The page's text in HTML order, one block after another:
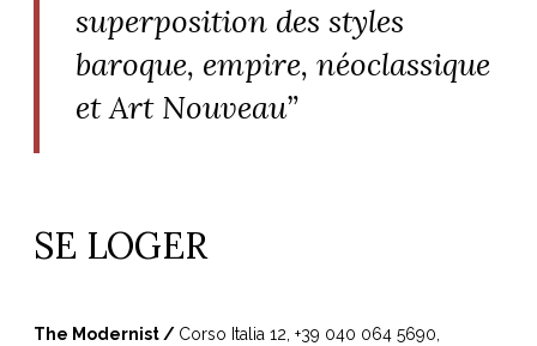
superposition des styles
baroque, empire, néoclassique
et Art Nouveau”
SE LOGER
The Modernist / Corso Italia 12, +39 040 064 5690,